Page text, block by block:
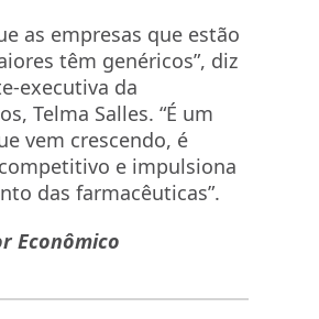
as empresas que estão
têm genéricos”, diz
executiva da
Telma Salles. “É um
vem crescendo, é
e impulsiona
das farmacêuticas”.
Econômico